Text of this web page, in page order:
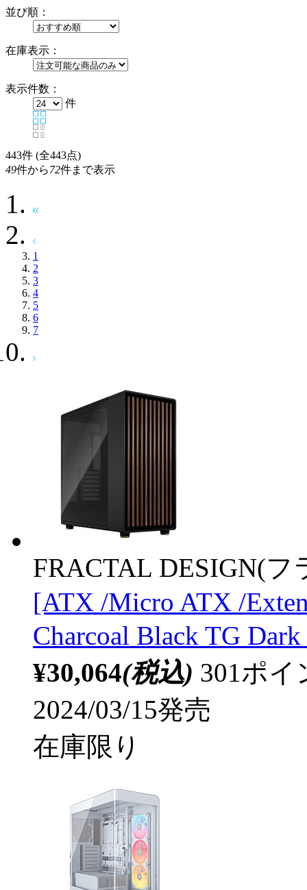
並び順：
在庫表示：
表示件数：
件
443件 (全443点)
49件から72件まで表示
1
2
3
4
5
6
7
FRACTAL DESIGN(
[ATX /Micro ATX /
Charcoal Black TG
¥30,064(税込) 301ポ
2024/03/15発売
在庫限り